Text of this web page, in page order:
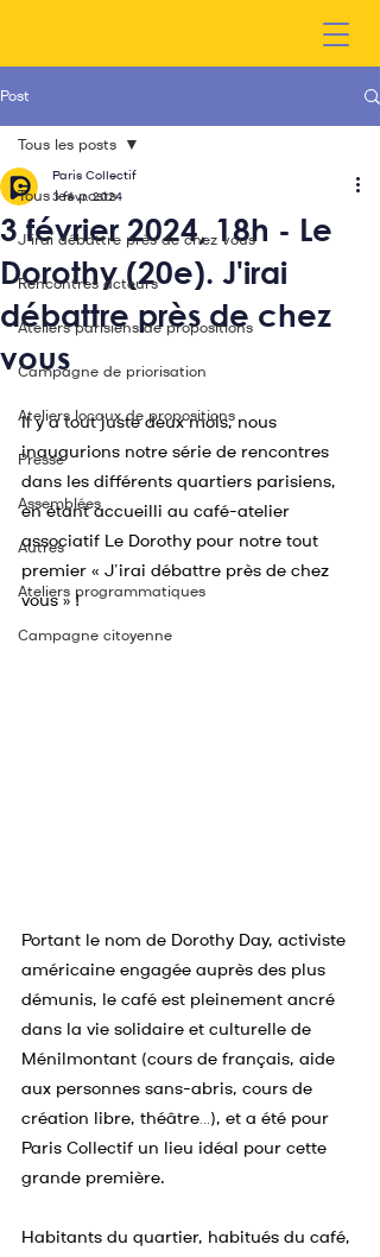
Post
Tous les posts
J'irai débattre près de chez vous
Rencontres acteurs
Ateliers parisiens de propositions
Campagne de priorisation
Ateliers locaux de propositions
Presse
Assemblées
Autres
Ateliers programmatiques
Campagne citoyenne
Tous les posts
3 février 2024, 18h - Le
Dorothy (20e). J'irai
débattre près de chez
vous
Paris Collectif
3 févr. 2024
Il y a tout juste deux mois, nous
inaugurions notre série de rencontres
dans les différents quartiers parisiens,
en étant accueilli au café-atelier
associatif Le Dorothy pour notre tout
premier « J’irai débattre près de chez
vous » !
Portant le nom de Dorothy Day, activiste
américaine engagée auprès des plus
démunis, le café est pleinement ancré
dans la vie solidaire et culturelle de
Ménilmontant (cours de français, aide
aux personnes sans-abris, cours de
création libre, théâtre…), et a été pour
Paris Collectif un lieu idéal pour cette
grande première.
Habitants du quartier, habitués du café,